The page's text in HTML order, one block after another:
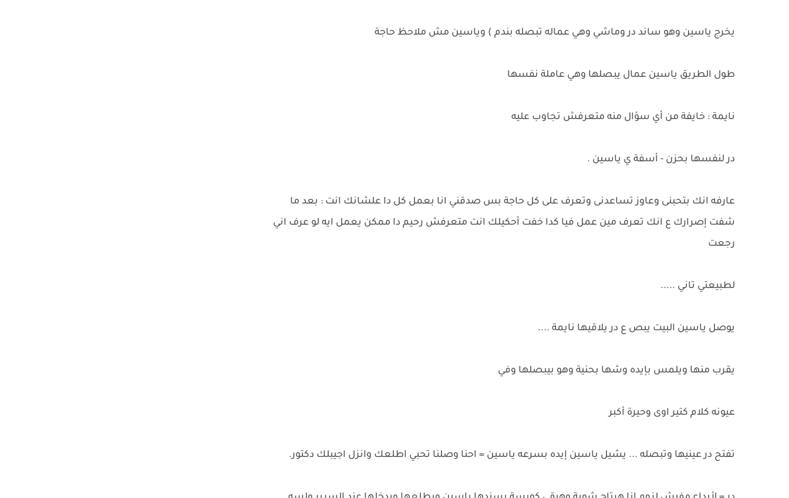
يخرج ياسين وهو ساند در وماشي وهي عماله تبصله بندم ) وياسين مش ملاحظ حاجة
طول الطريق ياسين عمال يبصلها وهي عاملة نفسها
نايمة : خايفة من أي سؤال منه متعرفش تجاوب عليه
در لنفسها بحزن - أسفة ي ياسين .
عارفه انك بتحبنى وعاوز تساعدنى وتعرف على كل حاجة بس صدقني انا بعمل كل دا علشانك انت : بعد ما
شفت إصرارك ع انك تعرف مين عمل فيا كدا خفت أحكيلك انت متعرفش رحيم دا ممكن يعمل ايه لو عرف اني
رجعت
لطبيعتي تاني .....
يوصل ياسين البيت يبص ع در يلاقيها نايمة ....
يقرب منها ويلمس بإيده وشها بحنية وهو بيبصلها وفي
عيونه كلام كتير اوى وحيرة أكبر
تفتح در عينيها وتبصله ... يشيل ياسين إيده بسرعه ياسين = احنا وصلنا تحبي اطلعك وانزل اجيبلك دكتور.